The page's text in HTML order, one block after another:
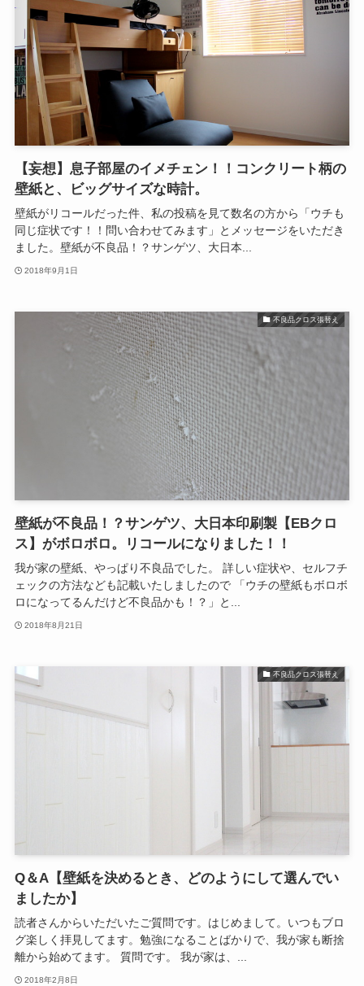
【妄想】息子部屋のイメチェン！！コンクリート柄の
壁紙と、ビッグサイズな時計。
壁紙がリコールだった件、私の投稿を見て数名の方から「ウチも
同じ症状です！！問い合わせてみます」とメッセージをいただき
ました。壁紙が不良品！？サンゲツ、大日本...
2018年9月1日
不良品クロス張替え
壁紙が不良品！？サンゲツ、大日本印刷製【EBクロ
ス】がボロボロ。リコールになりました！！
我が家の壁紙、やっぱり不良品でした。 詳しい症状や、セルフチ
ェックの方法なども記載いたしましたので 「ウチの壁紙もボロボ
ロになってるんだけど不良品かも！？」と...
2018年8月21日
不良品クロス張替え
Q＆A【壁紙を決めるとき、どのようにして選んでい
ましたか】
読者さんからいただいたご質問です。はじめまして。いつもブロ
グ楽しく拝見してます。勉強になることばかりで、我が家も断捨
離から始めてます。 質問です。 我が家は、...
2018年2月8日